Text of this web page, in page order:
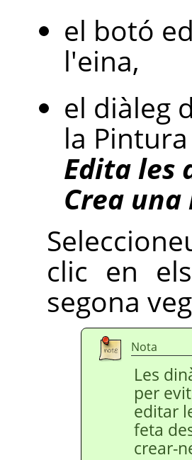
el botó
l'eina,
el diàleg
la
Edita les
Crea
clic en
segona
Nota
Les
per
editar
feta
crear-